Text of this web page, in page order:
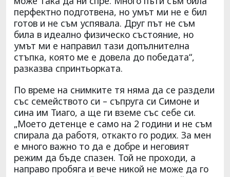
перфектно подготвена, но умът ми не е бил
готов и не съм успявала. Друг път не съм
била в идеално физическо състояние, но
умът ми е направил тази допълнителна
стъпка, която ме е довела до победата“,
разказва спринтьорката.
По време на снимките тя няма да се раздели
със семейството си – съпруга си Симоне и
сина им Тиаго, а ще ги вземе със себе си.
„Моето детенце е само на 2 години и не съм
спирала да работя, откакто го родих. За мен
е много важно то да е добре и неговият
режим да бъде спазен. Той не проходи, а
направо пробяга и вече никой не може да го